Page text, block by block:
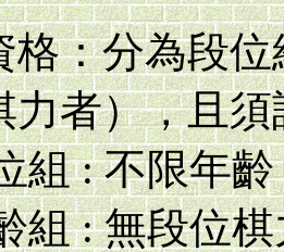
格：分為段
力者），且
組 : 不限年
組 : 無段位